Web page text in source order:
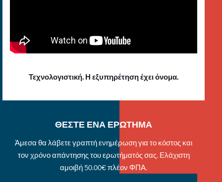
Τεχνολογιστική. Η εξυπηρέτηση έχει όνομα.
ΘΕΣΤΕ ΕΝΑ ΕΡΩΤΗΜΑ
Άμεσα θα λάβετε γραπτή ενημέρωση για το κόστος και
τον χρόνο απάντησης του ερωτήματός σας. Ελάχιστη
αμοιβή 50.00€ πλέον ΦΠΑ.